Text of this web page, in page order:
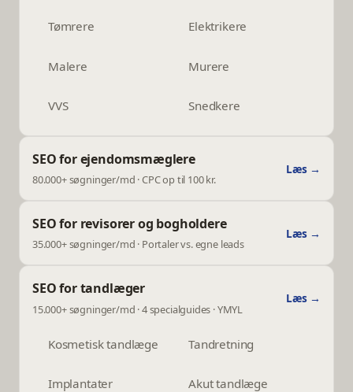
Tømrere Elektrikere
Malere Murere
VVS Snedkere
SEO for ejendomsmæglere
80.000+ søgninger/md · CPC op til 100 kr.
Læs →
SEO for revisorer og bogholdere
35.000+ søgninger/md · Portaler vs. egne leads
Læs →
SEO for tandlæger
15.000+ søgninger/md · 4 specialguides · YMYL
Læs →
Kosmetisk tandlæge Tandretning
Implantater Akut tandlæge